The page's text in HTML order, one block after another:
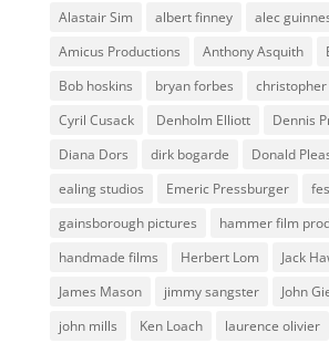
Alastair Sim albert finney
alec
Amicus Productions
Anthony Asquith
Bob hoskins
bryan forbes
christopher
Cyril Cusack
Denholm Elliott
Dennis
Diana Dors
dirk bogarde
Donald
ealing studios
Emeric Pressburger
gainsborough pictures
hammer film
handmade films
Herbert Lom
Jack
James Mason
jimmy sangster
John
john mills
Ken Loach laurence olivier